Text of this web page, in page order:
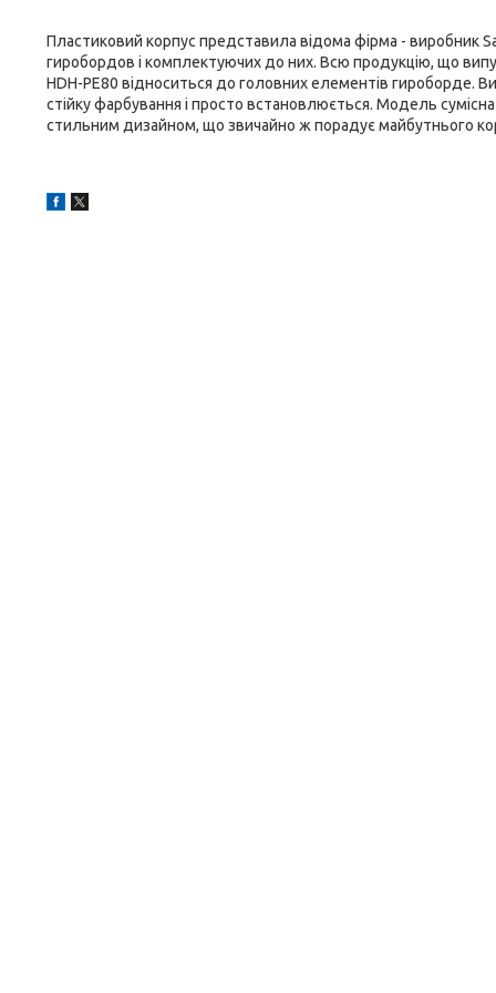
Пластиковий корпус представила відома фірма - виробник
гиробордов і комплектуючих до них. Всю продукцію, що
HDH-PE80 відноситься до головних елементів гироборде.
стійку фарбування і просто встановлюється. Модель
стильним дизайном, що звичайно ж порадує майбутнього